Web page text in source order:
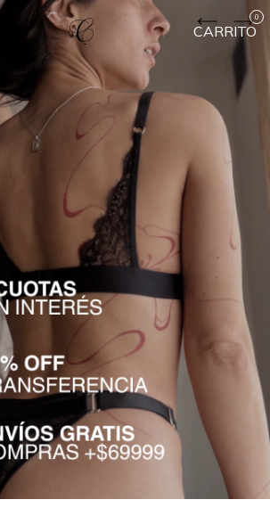
CARRITO
0